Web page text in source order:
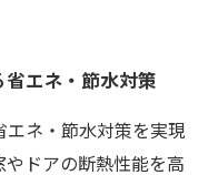
エネ・節水対策
ネ・節水対策を実現
ドアの断熱性能を高